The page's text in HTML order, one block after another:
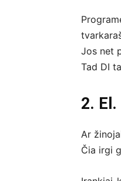
Jos net
Tad DI
2.
Ar
Čia irgi